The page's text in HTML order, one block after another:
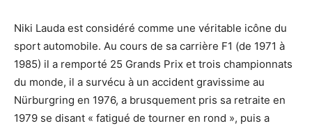
Niki Lauda est considéré comme une véritable icône du
sport automobile. Au cours de sa carrière F1 (de 1971 à
1985) il a remporté 25 Grands Prix et trois championnats
du monde, il a survécu à un accident gravissime au
Nürburgring en 1976, a brusquement pris sa retraite en
1979 se disant « fatigué de tourner en rond », puis a